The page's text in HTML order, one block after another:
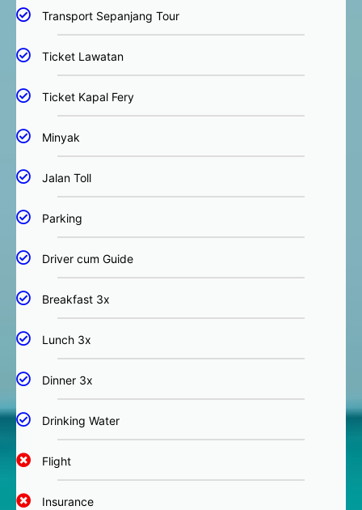
Transport Sepanjang Tour
Ticket Lawatan
Ticket Kapal Fery
Minyak
Jalan Toll
Parking
Driver cum Guide
Breakfast 3x
Lunch 3x
Dinner 3x
Drinking Water
Flight
Insurance